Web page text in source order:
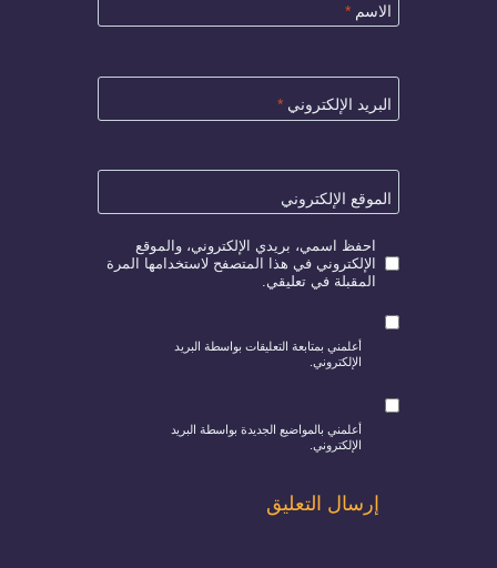
الاسم *
البريد الإلكتروني *
الموقع الإلكتروني
احفظ اسمي، بريدي الإلكتروني، والموقع
الإلكتروني في هذا المتصفح لاستخدامها المرة
المقبلة في تعليقي.
أعلمني بمتابعة التعليقات بواسطة البريد
الإلكتروني.
أعلمني بالمواضيع الجديدة بواسطة البريد
الإلكتروني.